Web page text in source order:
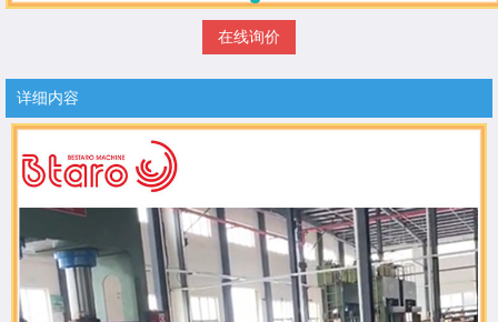
在线询价
详细内容